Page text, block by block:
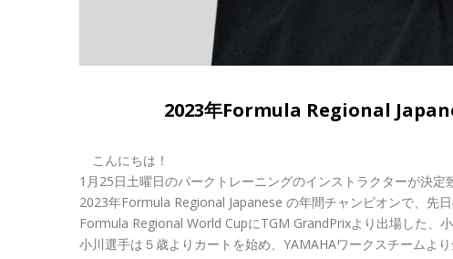
2023年Formula Regional
こんにちは！
1月25日土曜日のパークトレーニングのインストラクターが決定
2023年Formula Regional Japanese の年間チャンピオンで、先
Formula Regional World CupにTGM GrandPrixより出場した、小
小川選手は５歳よりカートを始め、YAMAHAワークスチームよ